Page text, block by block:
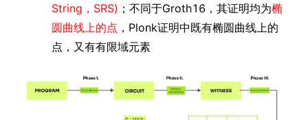
String，SRS) ；不同于Groth16，其证明均为椭
圆曲线上的点 ，Plonk证明中既有椭圆曲线上的
点，又有有限域元素